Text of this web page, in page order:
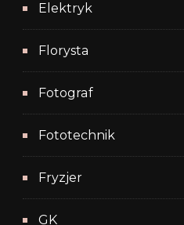
Elektryk
Florysta
Fotograf
Fototechnik
Fryzjer
GK